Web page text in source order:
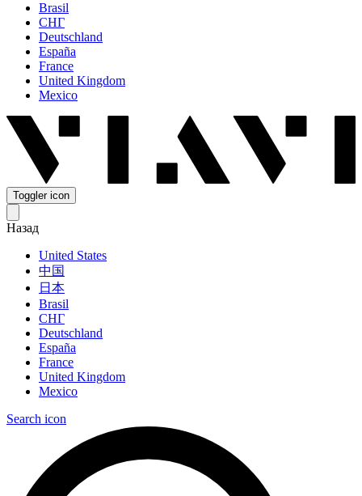
Brasil
СНГ
Deutschland
España
France
United Kingdom
Mexico
Toggler icon
Назад
United States
中国
日本
Brasil
СНГ
Deutschland
España
France
United Kingdom
Mexico
Search icon